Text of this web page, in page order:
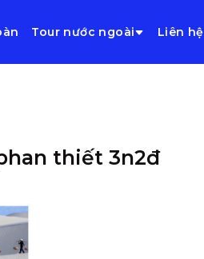
Tour nước ngoài Liên hệ
thiết 3n2đ